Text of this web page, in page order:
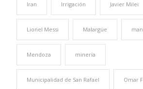
Iran Irrigación Javier Milei
Lionel Messi Malargüe
Mendoza minería
Municipalidad de San Rafael Omar